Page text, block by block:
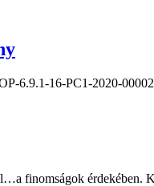
6.9.1-16-PC1-2020-
finomságok érdekében.